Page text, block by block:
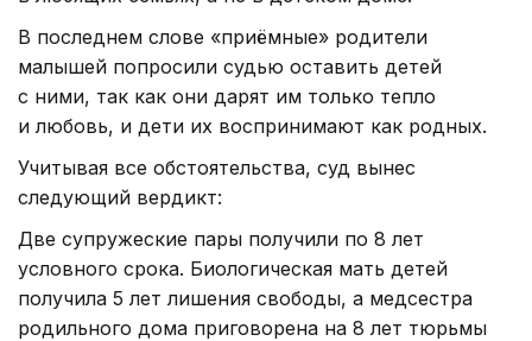
В последнем слове «приёмные» родители
малышей попросили судью оставить детей
с ними, так как они дарят им только тепло
и любовь, и дети их воспринимают как родных.
Учитывая все обстоятельства, суд вынес
следующий вердикт:
Две супружеские пары получили по 8 лет
условного срока. Биологическая мать детей
получила 5 лет лишения свободы, а медсестра
родильного дома приговорена на 8 лет тюрьмы